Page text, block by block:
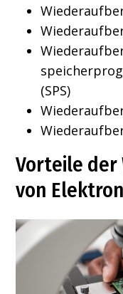
(SPS)
Vorteile
von